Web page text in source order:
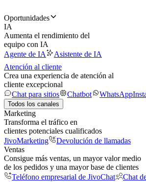
Oportunidades
IA
Aumenta el rendimiento del
equipo con IA
Agente de IA
Asistente de IA
Atención al cliente
Crea una experiencia de atención al
cliente excepcional
Chat para sitios
Chatbot WhatsApp
Todos los canales
Marketing
Transforma el tráfico en
clientes potenciales cualificados
JivoMarketing
Devolución de llamadas
Ventas
Consigue más ventas, un mayor valor medio
de los pedidos y una mayor base de clientes
Teléfono empresarial de JivoChat
Chat